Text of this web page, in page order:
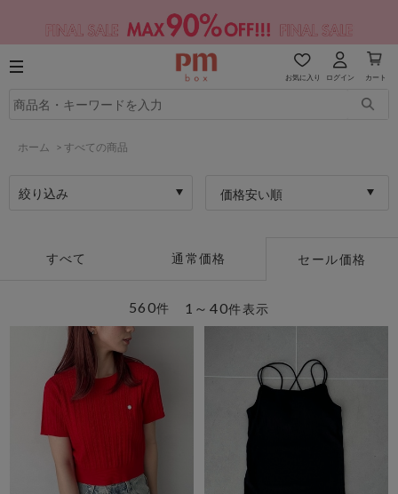
お気に入り ログイン カート
ホーム > すべての商品
絞り込み 価格安い順
すべて 通常価格 セール価格
1～40件表示
560件